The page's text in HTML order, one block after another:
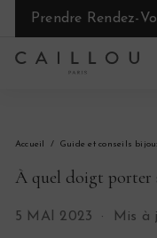
Passer
contenu
Prendre Rendez-
C
o
Accueil Guide et conseils
À quel doigt porter
5 MAI 2023 Mis à